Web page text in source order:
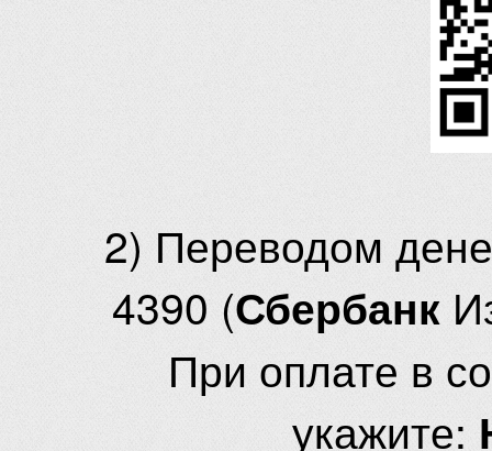
2) Переводом
4390 (Сбербанк
При оплате в
укажите: